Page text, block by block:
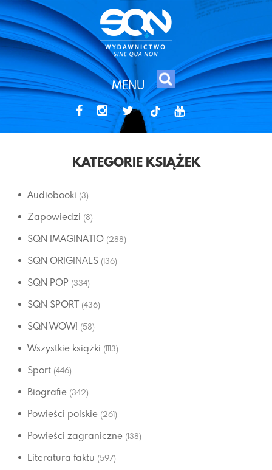
MENU
tiktok
KATEGORIE KSIĄŻEK
Audiobooki (3)
Zapowiedzi (8)
SQN IMAGINATIO (288)
SQN ORIGINALS (136)
SQN POP (334)
SQN SPORT (436)
SQN WOW! (58)
Wszystkie książki (1113)
Sport (446)
Biografie (342)
Powieści polskie (261)
Powieści zagraniczne (138)
Literatura faktu (597)